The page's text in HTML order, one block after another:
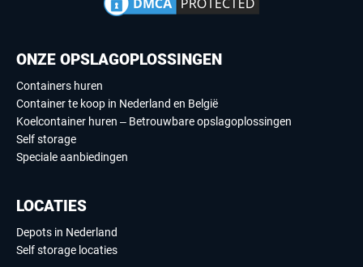
ONZE OPSLAGOPLOSSINGEN
Containers huren
Container te koop in Nederland en België
Koelcontainer huren – Betrouwbare opslagoplossingen
Self storage
Speciale aanbiedingen
LOCATIES
Depots in Nederland
Self storage locaties